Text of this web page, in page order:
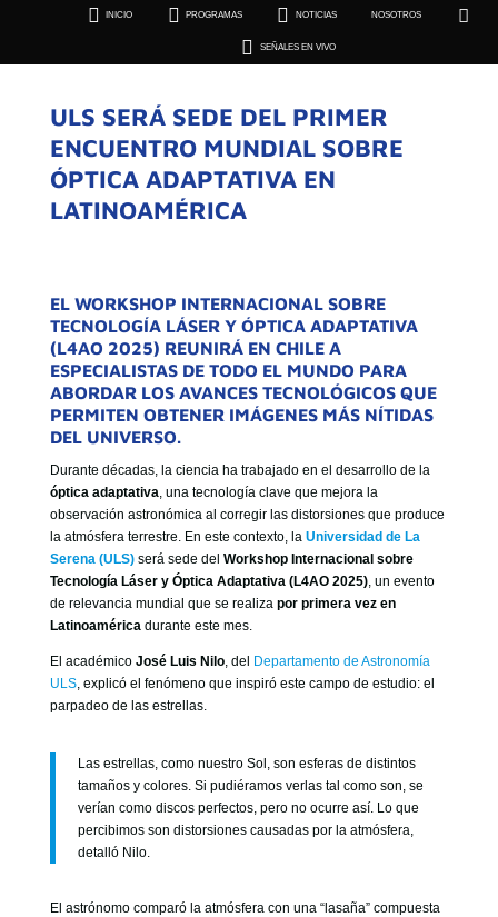
 INICIO  PROGRAMAS  NOTICIAS NOSOTROS 
 SEÑALES EN VIVO
 SEÑALES EN VIVO
ULS SERÁ SEDE DEL PRIMER
ENCUENTRO MUNDIAL SOBRE
ÓPTICA ADAPTATIVA EN
LATINOAMÉRICA
EL WORKSHOP INTERNACIONAL SOBRE
TECNOLOGÍA LÁSER Y ÓPTICA ADAPTATIVA
(L4AO 2025) REUNIRÁ EN CHILE A
ESPECIALISTAS DE TODO EL MUNDO PARA
ABORDAR LOS AVANCES TECNOLÓGICOS QUE
PERMITEN OBTENER IMÁGENES MÁS NÍTIDAS
DEL UNIVERSO.
Durante décadas, la ciencia ha trabajado en el desarrollo de la
óptica adaptativa, una tecnología clave que mejora la
observación astronómica al corregir las distorsiones que produce
la atmósfera terrestre. En este contexto, la Universidad de La
Serena (ULS) será sede del Workshop Internacional sobre
Tecnología Láser y Óptica Adaptativa (L4AO 2025), un evento
de relevancia mundial que se realiza por primera vez en
Latinoaméricadurante este mes.
El académico José Luis Nilo, del
Departamento de Astronomía
ULS, explicó el fenómeno que inspiró este campo de estudio: el
parpadeo de las estrellas.
Las estrellas, como nuestro Sol, son esferas de distintos
tamaños y colores. Si pudiéramos verlas tal como son, se
verían como discos perfectos, pero no ocurre así. Lo que
percibimos son distorsiones causadas por la atmósfera,
detalló Nilo.
El astrónomo comparó la atmósfera con una “lasaña” compuesta